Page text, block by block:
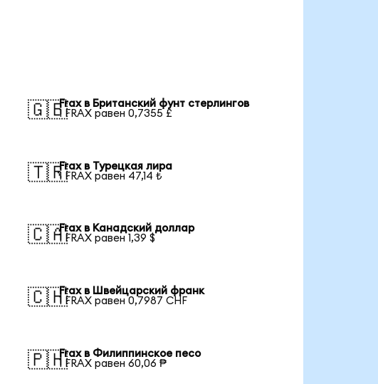
🇬🇧Frax в Британский фунт стерлингов
1 FRAX равен 0,7355 £
🇹🇷Frax в Турецкая лира
1 FRAX равен 47,14 ₺
🇨🇦Frax в Канадский доллар
1 FRAX равен 1,39 $
🇨🇭Frax в Швейцарский франк
1 FRAX равен 0,7987 CHF
🇵🇭Frax в Филиппинское песо
1 FRAX равен 60,06 ₱